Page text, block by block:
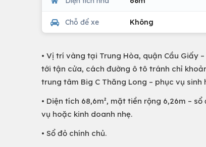
Chỗ để xe Không
• Vị trí vàng tại Trung Hòa, quận Cầu Giấy
tới tận cửa, cách đường ô tô tránh chỉ
trung tâm Big C Thăng Long – phục vụ sinh
• Diện tích 68,6m², mặt tiền rộng 6,26m –
vụ hoặc kinh doanh nhẹ.
• Sổ đỏ chính chủ.